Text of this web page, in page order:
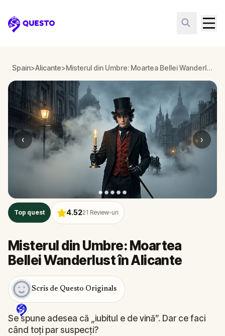
Questo
Spain>Alicante> Misterul din Umbre: Moartea Bellei Wanderlust în Alicante
‹ ›
Top quest 4.5221 Review-uri
Misterul din Umbre: Moartea
Bellei Wanderlust în Alicante
Scris de Questo Originals
Se spune adesea că „iubitul e de vină”. Dar ce faci
când toți par suspecți?